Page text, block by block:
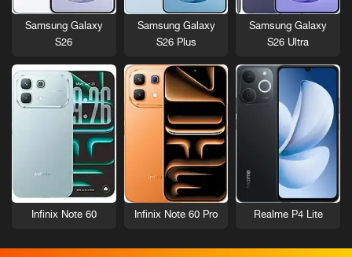
Samsung Galaxy
S26 Ultra
Samsung Galaxy
S26 Plus
Samsung Galaxy
S26
Realme P4 Lite
Infinix Note 60 Pro
Infinix Note 60